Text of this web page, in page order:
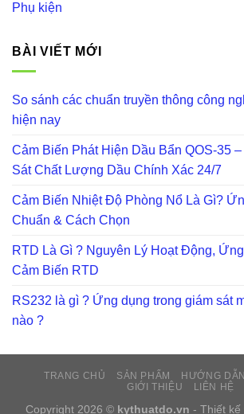
Phụ kiện
BÀI VIẾT MỚI
So sánh các chuẩn truyền thông công
hiện nay
Cảm Biến Phát Hiện Dầu Bẩn QOS-35
Sát Chất Lượng Dầu Chính Xác 24/7
Cảm Biến Nhiệt Độ Phòng Nổ Là Gì?
Chuẩn & Cách Chọn
RTD Là Gì ? Nguyên Lý Hoạt Động,
Cảm Biến RTD
RS232 là gì ? Ứng dụng trong giám sát
nào ?
TRANG CHỦ SẢN PHẨM
HƯỚNG
GIỚI THIỆU
LIÊN HỆ
Copyright 2026 © kythuatdo.vn - Thiết kế